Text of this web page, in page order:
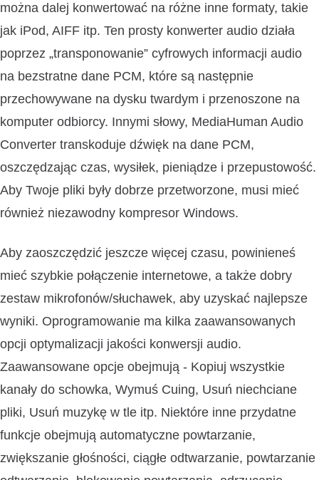
można dalej konwertować na różne inne formaty, takie
jak iPod, AIFF itp. Ten prosty konwerter audio działa
poprzez „transponowanie” cyfrowych informacji audio
na bezstratne dane PCM, które są następnie
przechowywane na dysku twardym i przenoszone na
komputer odbiorcy. Innymi słowy, MediaHuman Audio
Converter transkoduje dźwięk na dane PCM,
oszczędzając czas, wysiłek, pieniądze i przepustowość.
Aby Twoje pliki były dobrze przetworzone, musi mieć
również niezawodny kompresor Windows.
Aby zaoszczędzić jeszcze więcej czasu, powinieneś
mieć szybkie połączenie internetowe, a także dobry
zestaw mikrofonów/słuchawek, aby uzyskać najlepsze
wyniki. Oprogramowanie ma kilka zaawansowanych
opcji optymalizacji jakości konwersji audio.
Zaawansowane opcje obejmują - Kopiuj wszystkie
kanały do schowka, Wymuś Cuing, Usuń niechciane
pliki, Usuń muzykę w tle itp. Niektóre inne przydatne
funkcje obejmują automatyczne powtarzanie,
zwiększanie głośności, ciągłe odtwarzanie, powtarzanie